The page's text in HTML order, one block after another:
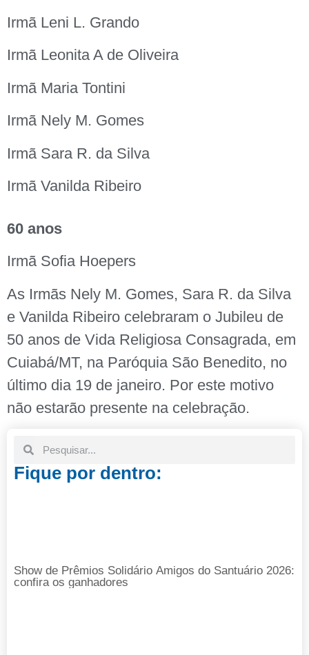
Irmã Leni L. Grando
Irmã Leonita A de Oliveira
Irmã Maria Tontini
Irmã Nely M. Gomes
Irmã Sara R. da Silva
Irmã Vanilda Ribeiro
60 anos
Irmã Sofia Hoepers
As Irmãs Nely M. Gomes, Sara R. da Silva
e Vanilda Ribeiro celebraram o Jubileu de
50 anos de Vida Religiosa Consagrada, em
Cuiabá/MT, na Paróquia São Benedito, no
último dia 19 de janeiro. Por este motivo
não estarão presente na celebração.
Fique por dentro:
Show de Prêmios Solidário Amigos do Santuário 2026:
confira os ganhadores